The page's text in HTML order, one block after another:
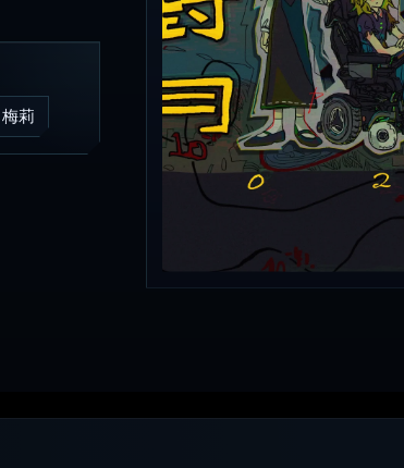
梅莉